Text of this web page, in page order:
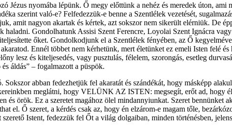
Jézus nyomába lépünk. Ő megy előttünk a nehéz és meredek úton, ami
szerint való-e? Felfedezzük-e benne a Szentlélek vezetését,
amit nagyon akartak és kértek, azt sokszor nem sikerült elérniük. De
Gondolhatunk Assisi Szent Ferencre, Loyolai Szent Ignácra
őket. Gondolkodjunk el a Szentlélek fényében, az Ő
Ennél többet nem kérhetünk, mert életünket ez emeli Isten felé
lesz és kiteljesedés, vagy pusztulás, félelem, szorongás, esetleg
áldás” – fogalmazott a püspök.
abban fedezhetjük fel akaratát és szándékát, hogy másképp
meglátni, hogy VELÜNK AZ ISTEN: megsegít, erőt ad, hogy
és örök. Ez a szeretet magához ölel mindannyiunkat. Szeret bennünket
el. Ő szeret, a kérdés csak az, hogy én elzárom-e magam tőle,
Istent, fedezzük fel Őt a világ dolgaiban, minden történésben,